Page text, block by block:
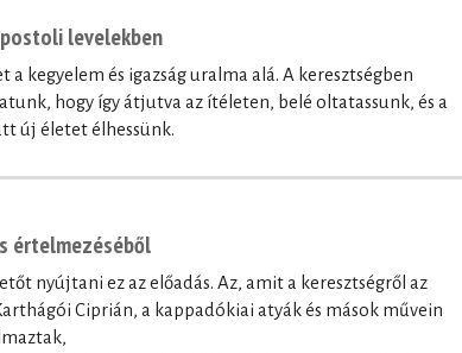
levelekben
kegyelem és igazság uralma alá. A keresztségben
hogy így átjutva az ítéleten, belé oltatassunk, és a
új életet élhessünk.
értelmezéséből
nyújtani ez az előadás. Az, amit a keresztségről az
Ciprián, a kappadókiai atyák és mások művein